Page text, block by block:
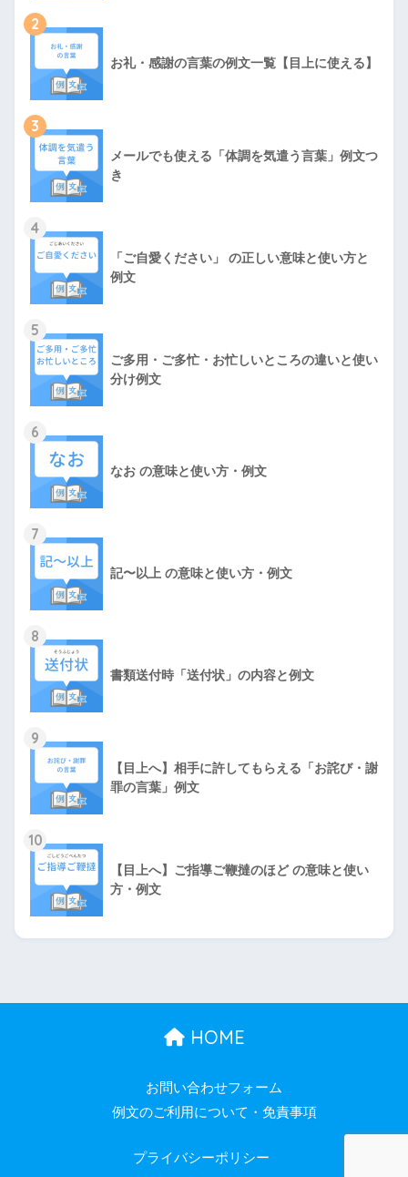
2
お礼・感謝の言葉の例文一覧【目上に使える】
3
メールでも使える「体調を気遣う言葉」例文つ
き
4
「ご自愛ください」 の正しい意味と使い方と
例文
5
ご多用・ご多忙・お忙しいところの違いと使い
分け例文
6
なお の意味と使い方・例文
7
記〜以上 の意味と使い方・例文
8
書類送付時「送付状」の内容と例文
9
【目上へ】相手に許してもらえる「お詫び・謝
罪の言葉」例文
10
【目上へ】ご指導ご鞭撻のほど の意味と使い
方・例文
HOME
お問い合わせフォーム
例文のご利用について・免責事項
プライバシーポリシー